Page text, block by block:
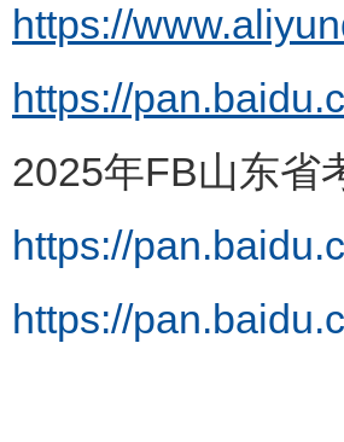
https://
https://
2025年FB山东省
https://
https://